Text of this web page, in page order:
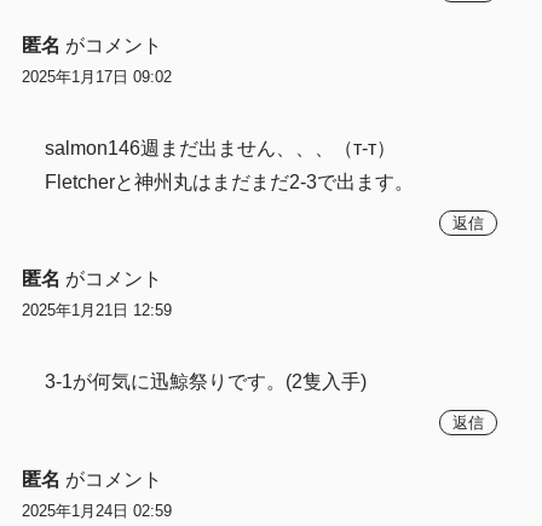
匿名 がコメント
2025年1月17日 09:02
salmon146週まだ出ません、、、（т-т）
Fletcherと神州丸はまだまだ2-3で出ます。
返信
匿名 がコメント
2025年1月21日 12:59
3-1が何気に迅鯨祭りです。(2隻入手)
返信
匿名 がコメント
2025年1月24日 02:59